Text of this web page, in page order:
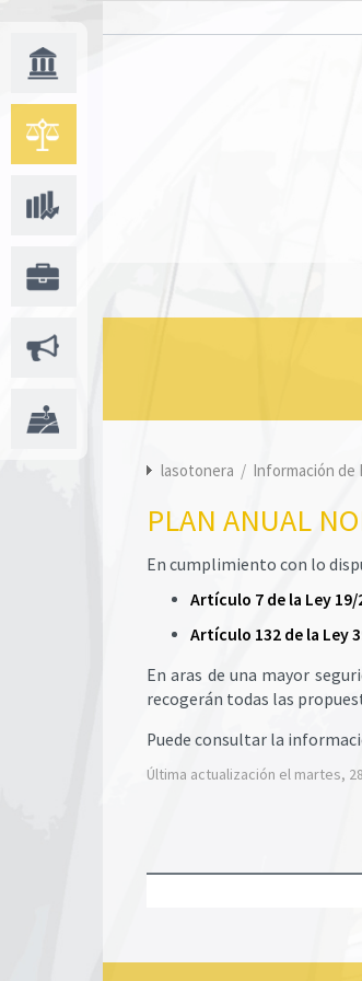
lasotonera / Información de
PLAN ANUAL
En cumplimiento con lo
Artículo 7 de la Ley
Artículo 132 de la Ley
En aras de una mayor
recogerán todas las
Puede consultar la
Última actualización el martes,